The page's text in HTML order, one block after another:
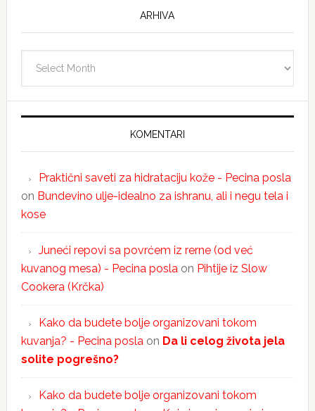
ARHIVA
KOMENTARI
Praktični saveti za hidrataciju kože - Pecina posla
on Bundevino ulje-idealno za ishranu, ali i negu tela i
kose
Juneći repovi sa povrćem iz rerne (od već
kuvanog mesa) - Pecina posla on Pihtije iz Slow
Cookera (Krčka)
Kako da budete bolje organizovani tokom
kuvanja? - Pecina posla on Da li celog života jela
solite pogrešno?
Kako da budete bolje organizovani tokom